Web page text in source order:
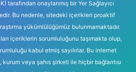
tarafından onaylanmış bir Yer Sağlayıcı
Bu nedenle, sitedeki içerikleri proaktif
yükümlülüğümüz bulunmamaktadır.
içeriklerin sorumluluğunu taşımakta olup,
kabul etmiş sayılırlar. Bu internet
veya şahıs şirketi ile hiçbir bağlantısı